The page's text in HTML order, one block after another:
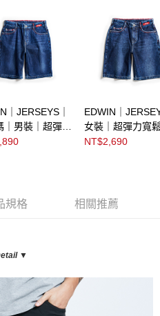
｜JERSEYS｜
｜男裝｜超彈力
短褲
EDWIN｜
女裝｜超彈力寬
迦績短褲
NT$2,690
規格 相關推薦
▼